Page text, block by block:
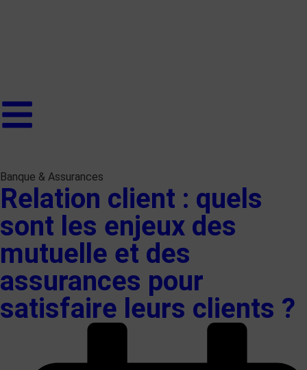
Banque & Assurances
Relation client : quels
sont les enjeux des
mutuelle et des
assurances pour
satisfaire leurs clients ?